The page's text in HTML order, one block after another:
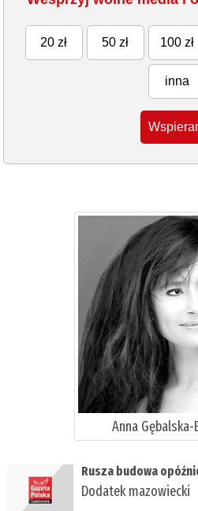
20 zł 50 zł 100 zł
inna
Anna
Rusza budowa
Dodatek mazowiecki